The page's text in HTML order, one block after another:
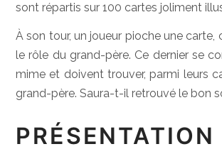
sont répartis sur 100 cartes joliment
À son tour, un joueur pioche une
le rôle du grand-père. Ce dernier se
mime et doivent trouver, parmi leurs
grand-père. Saura-t-il retrouvé le bon
PRÉSENTATION